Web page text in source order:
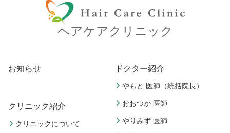
ヘアケアクリニック
お知らせ
クリニック紹介
クリニックについて
ドクター紹介
やもと 医師（統括院長）
おおつか 医師
やりみず 医師